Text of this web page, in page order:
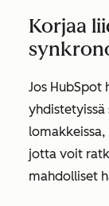
Korjaa
Jos HubSpot
yhdistetyissä
jotta voit
mahdolliset